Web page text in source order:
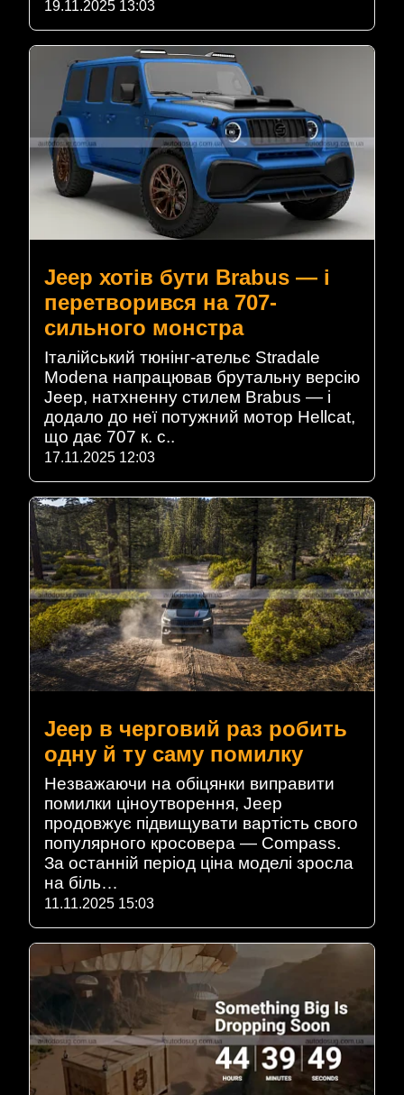
19.11.2025 13:03
Jeep хотів бути Brabus — і
перетворився на 707-
сильного монстра
Італійський тюнінг-ательє Stradale
Modena напрацював брутальну версію
Jeep, натхненну стилем Brabus — і
додало до неї потужний мотор Hellcat,
що дає 707 к. с..
17.11.2025 12:03
Jeep в черговий раз робить
одну й ту саму помилку
Незважаючи на обіцянки виправити
помилки ціноутворення, Jeep
продовжує підвищувати вартість свого
популярного кросовера — Compass.
За останній період ціна моделі зросла
на біль…
11.11.2025 15:03